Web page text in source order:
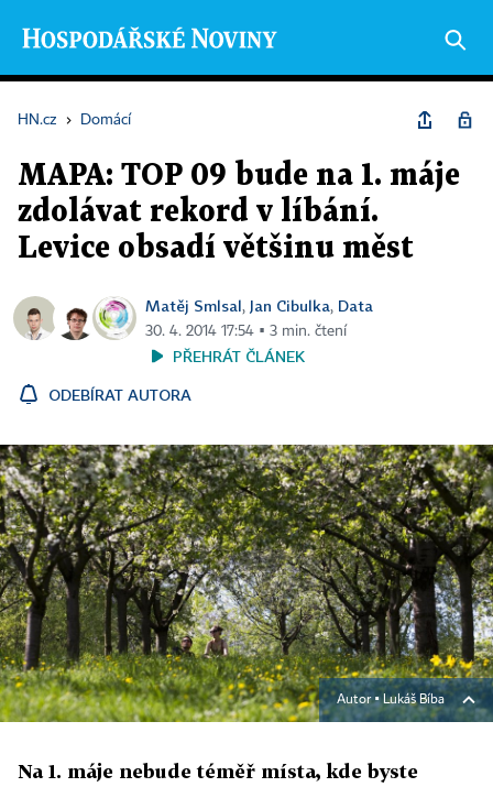
HN.cz › Domácí
MAPA: TOP 09 bude na 1. máje
zdolávat rekord v líbání.
Levice obsadí většinu měst
Matěj Smlsal, Jan Cibulka, Data
30. 4. 2014 17:54 ▪ 3 min. čtení
PŘEHRÁT ČLÁNEK
ODEBÍRAT AUTORA
Autor ▪ Lukáš Bíba
Na 1. máje nebude téměř místa, kde byste